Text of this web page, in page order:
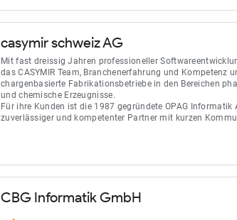
casymir schweiz AG
Mit fast dreissig Jahren professioneller
das CASYMIR Team, Branchenerfahrung und Kompetenz
chargenbasierte Fabrikationsbetriebe in den Bereichen
und chemische Erzeugnisse.
Für ihre Kunden ist die 1987 gegründete OPAG
zuverlässiger und kompetenter Partner mit kurzen
CBG Informatik GmbH